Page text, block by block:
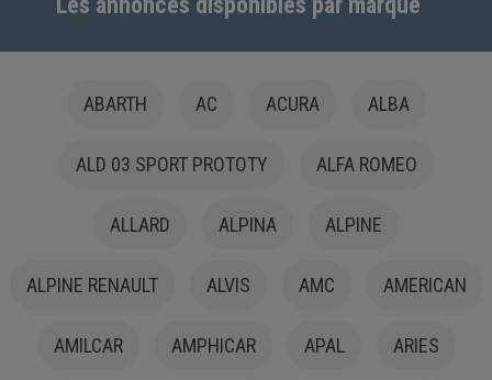
ABARTH AC ACURA ALBA
ALD 03 SPORT PROTOTY ALFA ROMEO
ALLARD ALPINA ALPINE
ALPINE RENAULT ALVIS AMC AMERICAN
AMILCAR AMPHICAR APAL ARIES